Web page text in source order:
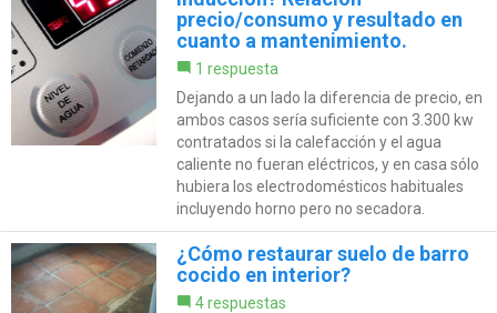
precio/consumo y resultado en
cuanto a mantenimiento.
1 respuesta
Dejando a un lado la diferencia de precio, en
ambos casos sería suficiente con 3.300 kw
contratados si la calefacción y el agua
caliente no fueran eléctricos, y en casa sólo
hubiera los electrodomésticos habituales
incluyendo horno pero no secadora.
¿Cómo restaurar suelo de barro
cocido en interior?
4 respuestas